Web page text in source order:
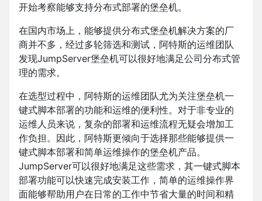
开始考察能够支持分布式部署的堡垒机。
在国内市场上，能够提供分布式堡垒机解决方案的厂
商并不多，经过多轮筛选和测试，阿特斯的运维团队
发现JumpServer堡垒机可以很好地满足公司分布式管
理的需求。
在选型过程中，阿特斯的运维团队尤为关注堡垒机一
键式脚本部署的功能和运维的便利性。对于非专业的
运维人员来说，复杂的部署和运维流程无疑会增加工
作负担。因此，阿特斯更倾向于选择那些能够提供一
键式脚本部署和简单运维操作的堡垒机产品。
JumpServer可以很好地满足这些需求，其一键式脚本
部署功能可以快速完成安装工作，简单的运维操作界
面能够帮助用户在日常的工作中节省大量的时间和精